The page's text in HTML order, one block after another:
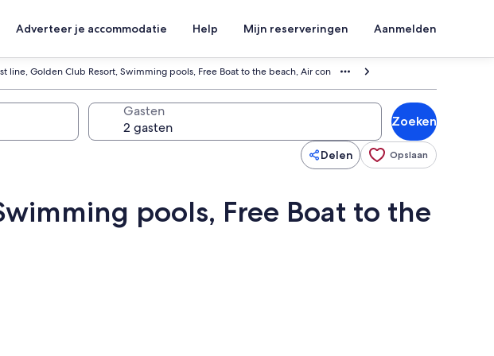
Adverteer je accommodatie Help Mijn reserveringen Aanmelden
line, Golden Club Resort, Swimming pools, Free Boat to the beach, Air con
Gasten
Zoeken
Delen Opslaan
pools, Free Boat to the